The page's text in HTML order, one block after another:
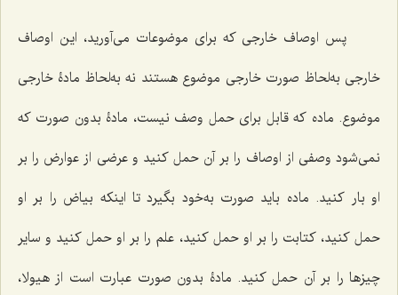
پس اوصاف خارجى كه براى موضوعات مى‌آورید، این اوصاف
خارجى به‌لحاظ صورت خارجى موضوع هستند نه به‌لحاظ مادۀ خارجى
موضوع. ماده كه قابل براى حمل وصف نیست، مادۀ بدون صورت که
نمى‌شود وصفى از اوصاف را بر آن حمل كنید و عرضى از عوارض را بر
او بار کنید. ماده باید صورت به‌خود بگیرد تا اینكه بیاض را بر او
حمل كنید، كتابت را بر او حمل كنید، علم را بر او حمل كنید و سایر
چیزها را بر آن حمل كنید. مادۀ بدون صورت عبارت است از هیولا،